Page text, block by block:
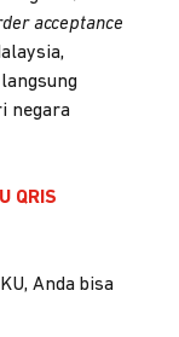
acceptance
negara
QRIS
Anda bisa